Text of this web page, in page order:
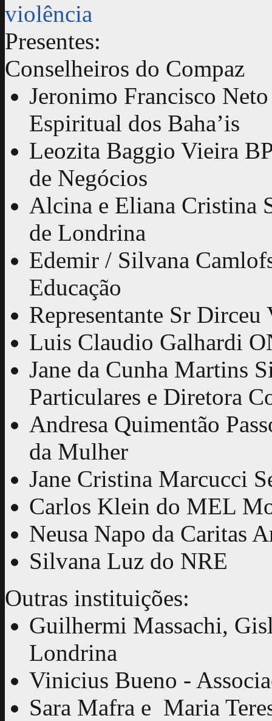
violência
Presentes:
Conselheiros do Compaz
Jeronimo Francisco
Espiritual dos Baha’is
Leozita Baggio Vieira
de Negócios
Alcina e Eliana Cristina
de Londrina
Edemir / Silvana
Educação
Representante Sr
Luis Claudio Galhardi
Jane da Cunha Martins
Particulares e Diretora
Andresa Quimentão
da Mulher
Jane Cristina Marcucci
Carlos Klein do MEL
Neusa Napo da Caritas
Silvana Luz do NRE
Outras instituições:
Guilhermi Massachi,
Londrina
Vinicius Bueno -
Sara Mafra e Maria